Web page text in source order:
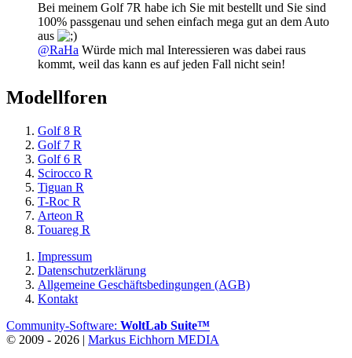
Bei meinem Golf 7R habe ich Sie mit bestellt und Sie sind
100% passgenau und sehen einfach mega gut an dem Auto
aus
@RaHa Würde mich mal Interessieren was dabei raus
kommt, weil das kann es auf jeden Fall nicht sein!
Modellforen
Golf 8 R
Golf 7 R
Golf 6 R
Scirocco R
Tiguan R
T-Roc R
Arteon R
Touareg R
Impressum
Datenschutzerklärung
Allgemeine Geschäftsbedingungen (AGB)
Kontakt
Community-Software: WoltLab Suite™
© 2009 - 2026 | Markus Eichhorn MEDIA